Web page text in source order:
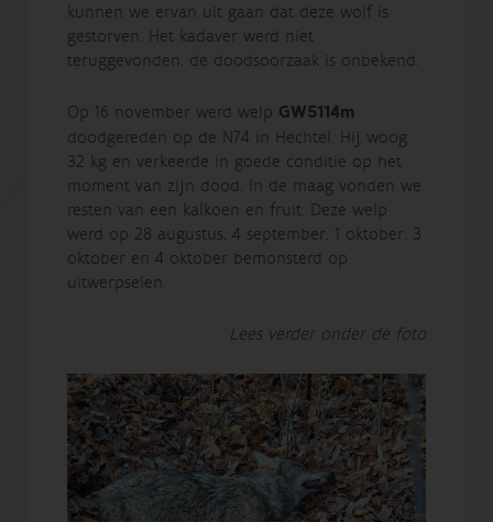
kunnen we ervan uit gaan dat deze wolf is
gestorven. Het kadaver werd niet
teruggevonden, de doodsoorzaak is onbekend.
Op 16 november werd welp GW5114m
doodgereden op de N74 in Hechtel. Hij woog
32 kg en verkeerde in goede conditie op het
moment van zijn dood. In de maag vonden we
resten van een kalkoen en fruit. Deze welp
werd op 28 augustus, 4 september, 1 oktober, 3
oktober en 4 oktober bemonsterd op
uitwerpselen.
Lees verder onder de foto